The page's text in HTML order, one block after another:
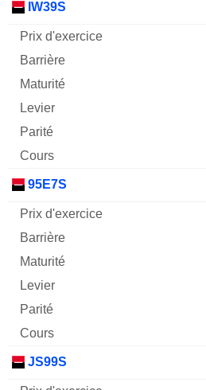
IW39S
95E7S
JS99S